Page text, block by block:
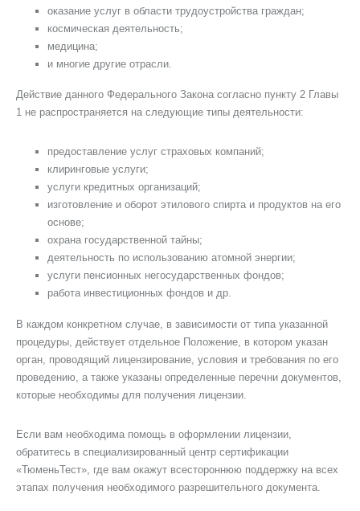
оказание услуг в области трудоустройства граждан;
космическая деятельность;
медицина;
и многие другие отрасли.
Действие данного Федерального Закона согласно пункту 2 Главы
1 не распространяется на следующие типы деятельности:
предоставление услуг страховых компаний;
клиринговые услуги;
услуги кредитных организаций;
изготовление и оборот этилового спирта и продуктов на его
основе;
охрана государственной тайны;
деятельность по использованию атомной энергии;
услуги пенсионных негосударственных фондов;
работа инвестиционных фондов и др.
В каждом конкретном случае, в зависимости от типа указанной
процедуры, действует отдельное Положение, в котором указан
орган, проводящий лицензирование, условия и требования по его
проведению, а также указаны определенные перечни документов,
которые необходимы для получения лицензии.
Если вам необходима помощь в оформлении лицензии,
обратитесь в специализированный центр сертификации
«ТюменьТест», где вам окажут всестороннюю поддержку на всех
этапах получения необходимого разрешительного документа.